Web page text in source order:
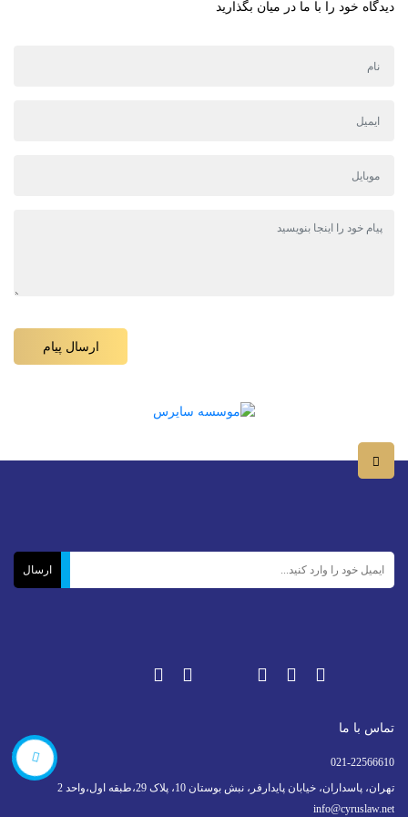
دیدگاه خود را با ما در میان بگذارید
تماس با ما
021-22566610
تهران، پاسداران، خیابان پایدارفر، نبش بوستان 10، پلاک 29،طبقه اول،واحد 2
info@cyruslaw.net